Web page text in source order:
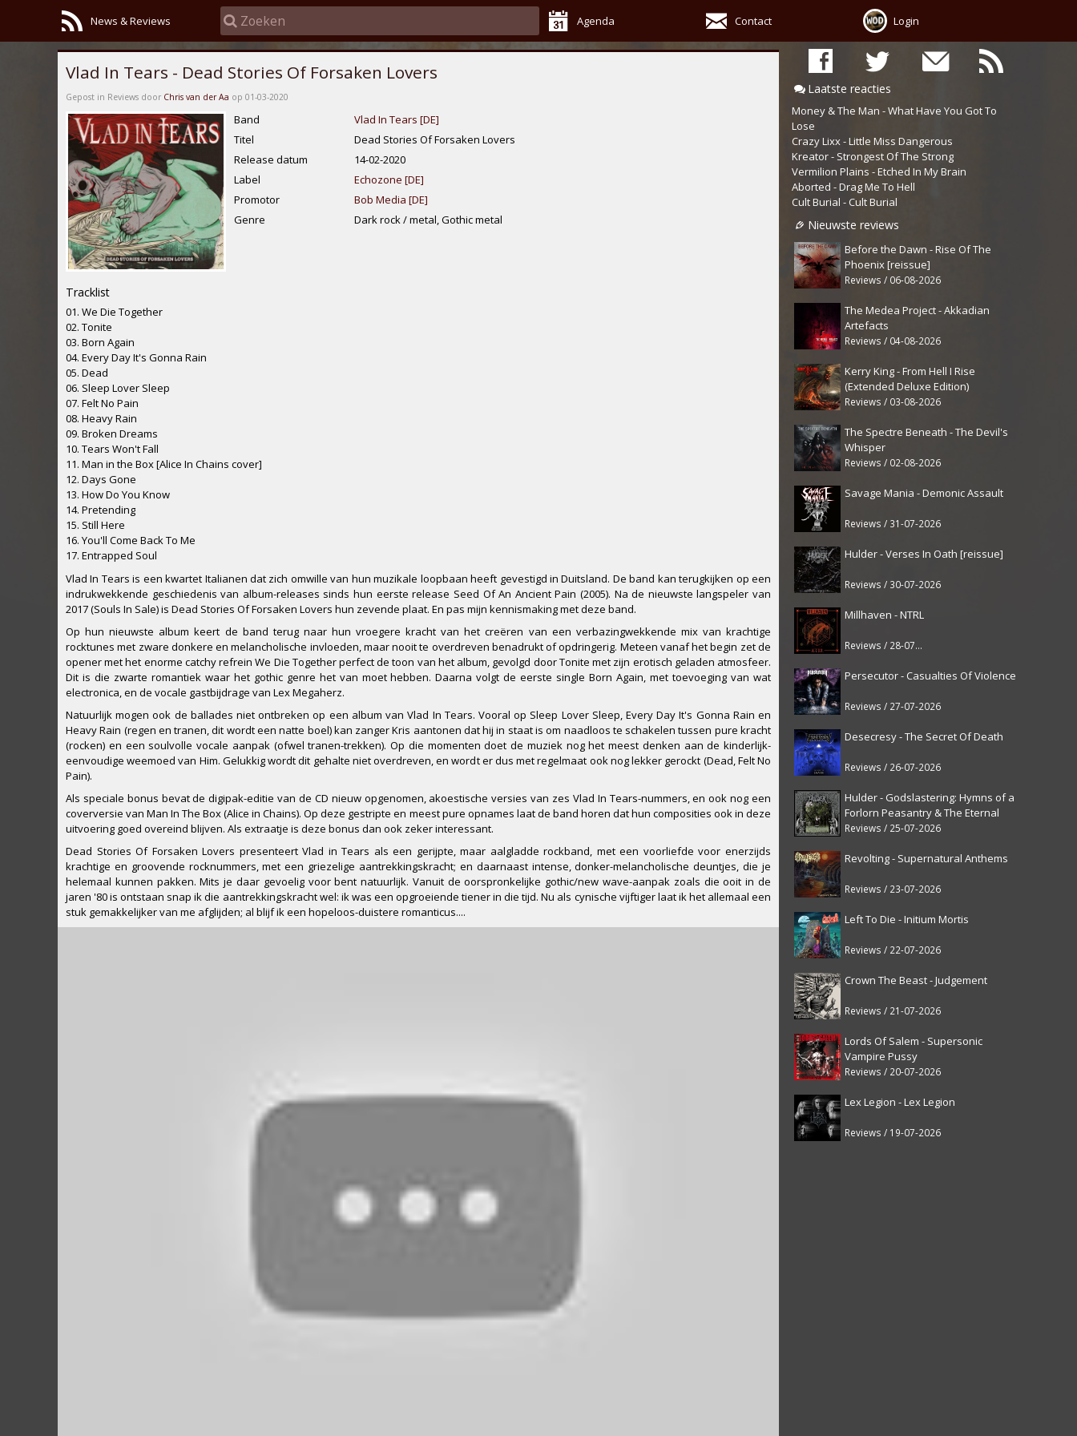
News & Reviews Agenda Contact Login
Laatste reacties
Money & The Man - What Have You Got To
Lose
Crazy Lixx - Little Miss Dangerous
Kreator - Strongest Of The Strong
Vermilion Plains - Etched In My Brain
Aborted - Drag Me To Hell
Cult Burial - Cult Burial
Nieuwste reviews
Before the Dawn - Rise Of The
Phoenix [reissue]
Reviews / 06-08-2026
The Medea Project - Akkadian
Artefacts
Reviews / 04-08-2026
Kerry King - From Hell I Rise
(Extended Deluxe Edition)
Reviews / 03-08-2026
The Spectre Beneath - The Devil's
Whisper
Reviews / 02-08-2026
Savage Mania - Demonic Assault
Reviews / 31-07-2026
Hulder - Verses In Oath [reissue]
Reviews / 30-07-2026
Millhaven - NTRL
Reviews / 28-07-2026
Persecutor - Casualties Of Violence
Reviews / 27-07-2026
Desecresy - The Secret Of Death
Reviews / 26-07-2026
Hulder - Godslastering: Hymns of a
Forlorn Peasantry & The Eternal
Fanfare [reissue]
Reviews / 25-07-2026
Revolting - Supernatural Anthems
Reviews / 23-07-2026
Left To Die - Initium Mortis
Reviews / 22-07-2026
Crown The Beast - Judgement
Reviews / 21-07-2026
Lords Of Salem - Supersonic
Vampire Pussy
Reviews / 20-07-2026
Lex Legion - Lex Legion
Reviews / 19-07-2026
Vlad In Tears - Dead Stories Of Forsaken Lovers
Gepost in Reviews door Chris van der Aa op 01-03-2020
Band
Vlad In Tears [DE]
Titel
Dead Stories Of Forsaken Lovers
Release datum
14-02-2020
Label
Echozone [DE]
Promotor
Bob Media [DE]
Genre
Dark rock / metal, Gothic metal
Tracklist
01. We Die Together
02. Tonite
03. Born Again
04. Every Day It's Gonna Rain
05. Dead
06. Sleep Lover Sleep
07. Felt No Pain
08. Heavy Rain
09. Broken Dreams
10. Tears Won't Fall
11. Man in the Box [Alice In Chains cover]
12. Days Gone
13. How Do You Know
14. Pretending
15. Still Here
16. You'll Come Back To Me
17. Entrapped Soul
Vlad In Tears is een kwartet Italianen dat zich omwille van hun muzikale loopbaan heeft gevestigd in Duitsland. De band kan terugkijken op een
indrukwekkende geschiedenis van album-releases sinds hun eerste release Seed Of An Ancient Pain (2005). Na de nieuwste langspeler van
2017 (Souls In Sale) is Dead Stories Of Forsaken Lovers hun zevende plaat. En pas mijn kennismaking met deze band.
Op hun nieuwste album keert de band terug naar hun vroegere kracht van het creëren van een verbazingwekkende mix van krachtige
rocktunes met zware donkere en melancholische invloeden, maar nooit te overdreven benadrukt of opdringerig. Meteen vanaf het begin zet de
opener met het enorme catchy refrein We Die Together perfect de toon van het album, gevolgd door Tonite met zijn erotisch geladen atmosfeer.
Dit is die zwarte romantiek waar het gothic genre het van moet hebben. Daarna volgt de eerste single Born Again, met toevoeging van wat
electronica, en de vocale gastbijdrage van Lex Megaherz.
Natuurlijk mogen ook de ballades niet ontbreken op een album van Vlad In Tears. Vooral op Sleep Lover Sleep, Every Day It's Gonna Rain en
Heavy Rain (regen en tranen, dit wordt een natte boel) kan zanger Kris aantonen dat hij in staat is om naadloos te schakelen tussen pure kracht
(rocken) en een soulvolle vocale aanpak (ofwel tranen-trekken). Op die momenten doet de muziek nog het meest denken aan de kinderlijk-
eenvoudige weemoed van Him. Gelukkig wordt dit gehalte niet overdreven, en wordt er dus met regelmaat ook nog lekker gerockt (Dead, Felt No
Pain).
Als speciale bonus bevat de digipak-editie van de CD nieuw opgenomen, akoestische versies van zes Vlad In Tears-nummers, en ook nog een
coverversie van Man In The Box (Alice in Chains). Op deze gestripte en meest pure opnames laat de band horen dat hun composities ook in deze
uitvoering goed overeind blijven. Als extraatje is deze bonus dan ook zeker interessant.
Dead Stories Of Forsaken Lovers presenteert Vlad in Tears als een gerijpte, maar aalgladde rockband, met een voorliefde voor enerzijds
krachtige en groovende rocknummers, met een griezelige aantrekkingskracht; en daarnaast intense, donker-melancholische deuntjes, die je
helemaal kunnen pakken. Mits je daar gevoelig voor bent natuurlijk. Vanuit de oorspronkelijke gothic/new wave-aanpak zoals die ooit in de
jaren '80 is ontstaan snap ik die aantrekkingskracht wel: ik was een opgroeiende tiener in die tijd. Nu als cynische vijftiger laat ik het allemaal een
stuk gemakkelijker van me afglijden; al blijf ik een hopeloos-duistere romanticus....